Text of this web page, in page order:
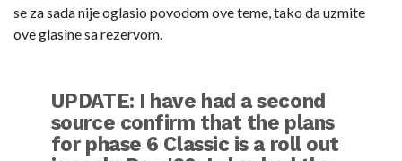
se za sada nije oglasio povodom ove teme, tako da uzmite
ove glasine sa rezervom.
UPDATE: I have had a second
source confirm that the plans
for phase 6 Classic is a roll out